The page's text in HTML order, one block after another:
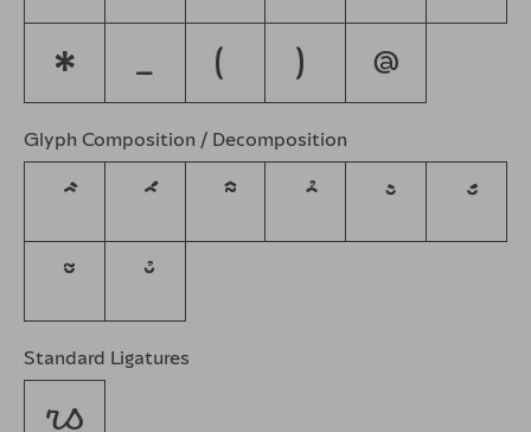
* _ ( ) @
Glyph Composition / Decomposition
Standard Ligatures
rs